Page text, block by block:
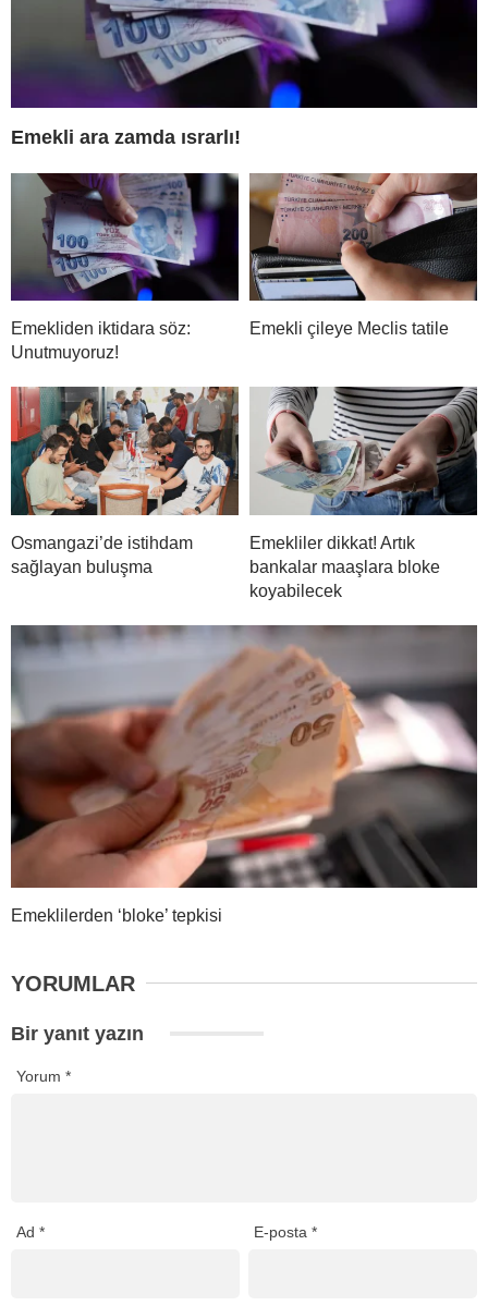
Emekli ara zamda ısrarlı!
Emekliden iktidara söz:
Unutmuyoruz!
Emekli çileye Meclis tatile
Osmangazi’de istihdam
sağlayan buluşma
Emekliler dikkat! Artık
bankalar maaşlara bloke
koyabilecek
Emeklilerden ‘bloke’ tepkisi
YORUMLAR
Bir yanıt yazın
Yorum *
Ad * E-posta*